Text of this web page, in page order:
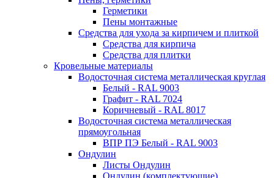
Герметики
Пены монтажные
Средства для ухода за кирпичем и плиткой
Средства для кирпича
Средства для плитки
Кровельные материалы
Водосточная система металлическая круглая
Белый - RAL 9003
Графит - RAL 7024
Коричневый - RAL 8017
Водосточная система металлическая
прямоугольная
ВПР ПЭ Белый - RAL 9003
Ондулин
Листы Ондулин
Ондулин (комплектующие)